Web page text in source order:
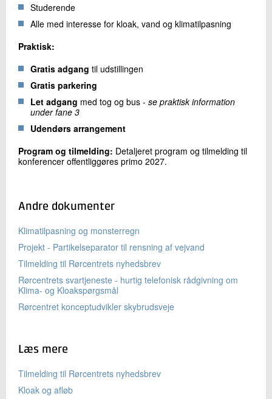
Studerende
Alle med interesse for kloak, vand og klimatilpasning
Praktisk:
Gratis adgang til udstillingen
Gratis parkering
Let adgang med tog og bus - se praktisk information
under fane 3
Udendørs arrangement
Program og tilmelding: Detaljeret program og tilmelding til
konferencer offentliggøres primo 2027.
Andre dokumenter
Klimatilpasning og monsterregn
Projekt - Partikelseparator til rensning af vejvand
Tilmelding til Rørcentrets nyhedsbrev
Rørcentrets svartjeneste - hurtig telefonisk rådgivning om
Klima- og Kloakspørgsmål
Rørcentret konceptudvikler skybrudsveje
Læs mere
Tilmelding til Rørcentrets nyhedsbrev
Kloak og afløb